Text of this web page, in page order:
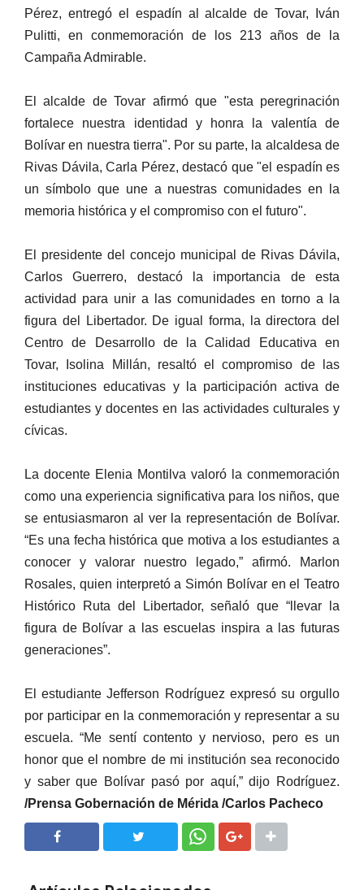
Pérez, entregó el espadín al alcalde de Tovar, Iván
Pulitti, en conmemoración de los 213 años de la
Campaña Admirable.
El alcalde de Tovar afirmó que "esta peregrinación
fortalece nuestra identidad y honra la valentía de
Bolívar en nuestra tierra". Por su parte, la alcaldesa de
Rivas Dávila, Carla Pérez, destacó que "el espadín es
un símbolo que une a nuestras comunidades en la
memoria histórica y el compromiso con el futuro".
El presidente del concejo municipal de Rivas Dávila,
Carlos Guerrero, destacó la importancia de esta
actividad para unir a las comunidades en torno a la
figura del Libertador. De igual forma, la directora del
Centro de Desarrollo de la Calidad Educativa en
Tovar, Isolina Millán, resaltó el compromiso de las
instituciones educativas y la participación activa de
estudiantes y docentes en las actividades culturales y
cívicas.
La docente Elenia Montilva valoró la conmemoración
como una experiencia significativa para los niños, que
se entusiasmaron al ver la representación de Bolívar.
“Es una fecha histórica que motiva a los estudiantes a
conocer y valorar nuestro legado,” afirmó. Marlon
Rosales, quien interpretó a Simón Bolívar en el Teatro
Histórico Ruta del Libertador, señaló que “llevar la
figura de Bolívar a las escuelas inspira a las futuras
generaciones”.
El estudiante Jefferson Rodríguez expresó su orgullo
por participar en la conmemoración y representar a su
escuela. “Me sentí contento y nervioso, pero es un
honor que el nombre de mi institución sea reconocido
y saber que Bolívar pasó por aquí,” dijo Rodríguez.
/Prensa Gobernación de Mérida /Carlos Pacheco